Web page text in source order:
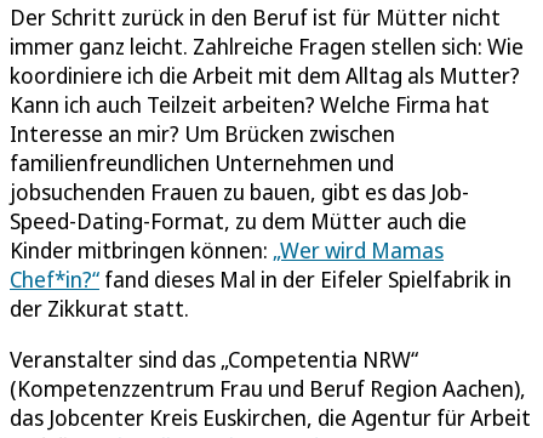
Der Schritt zurück in den Beruf ist für Mütter nicht
immer ganz leicht. Zahlreiche Fragen stellen sich: Wie
koordiniere ich die Arbeit mit dem Alltag als Mutter?
Kann ich auch Teilzeit arbeiten? Welche Firma hat
Interesse an mir? Um Brücken zwischen
familienfreundlichen Unternehmen und
jobsuchenden Frauen zu bauen, gibt es das Job-
Speed-Dating-Format, zu dem Mütter auch die
Kinder mitbringen können: „Wer wird Mamas
Chef*in?“ fand dieses Mal in der Eifeler Spielfabrik in
der Zikkurat statt.
Veranstalter sind das „Competentia NRW“
(Kompetenzzentrum Frau und Beruf Region Aachen),
das Jobcenter Kreis Euskirchen, die Agentur für Arbeit